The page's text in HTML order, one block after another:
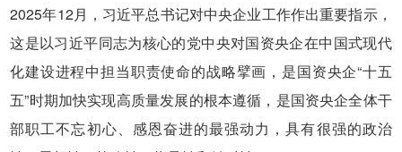
2025年12月，习近平总书记对中央企业工作作出重要指示，
这是以习近平同志为核心的党中央对国资央企在中国式现代
化建设进程中担当职责使命的战略擘画，是国资央企“十五
五”时期加快实现高质量发展的根本遵循，是国资央企全体干
部职工不忘初心、感恩奋进的最强动力，具有很强的政治